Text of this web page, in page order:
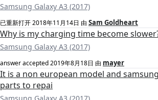
Samsung Galaxy A3 (2017)
已重新打开2018年11月14日 由 Sam Goldheart
Why is my charging time become
Samsung Galaxy A3 (2017)
answer accepted2019年8月18日 由 mayer
It is a non european model and
parts to repai